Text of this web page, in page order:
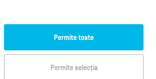
Permite selecția
Permite toate